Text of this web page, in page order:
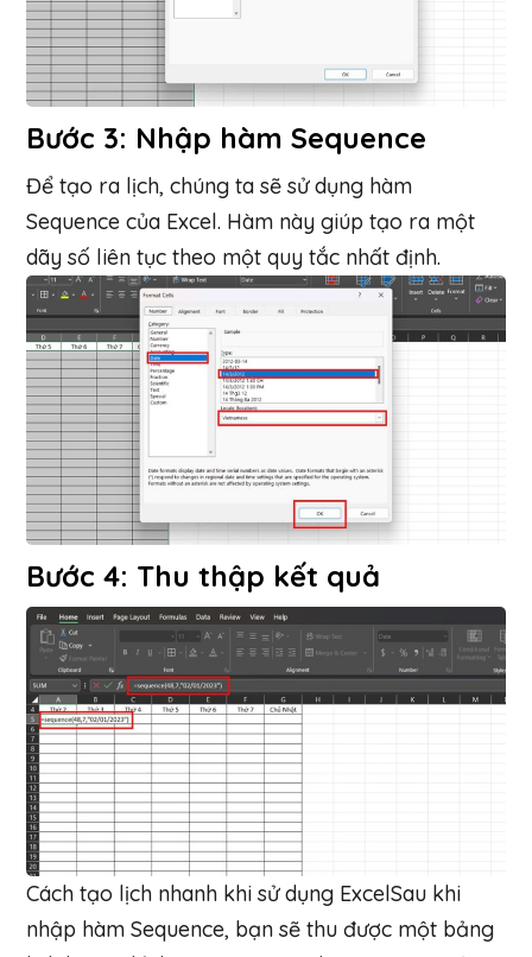
Bước 3: Nhập hàm Sequence
Để tạo ra lịch, chúng ta sẽ sử dụng hàm
Sequence của Excel. Hàm này giúp tạo ra một
dãy số liên tục theo một quy tắc nhất định.
Bước 4: Thu thập kết quả
Cách tạo lịch nhanh khi sử dụng ExcelSau khi
nhập hàm Sequence, bạn sẽ thu được một bảng